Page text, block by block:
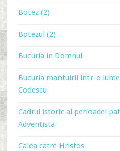
Botez (2)
Botezul (2)
Bucuria in Domnul
Bucuria mantuirii intr-o
Codescu
Cadrul istoric al perioadei
Adventista
Calea catre Hristos